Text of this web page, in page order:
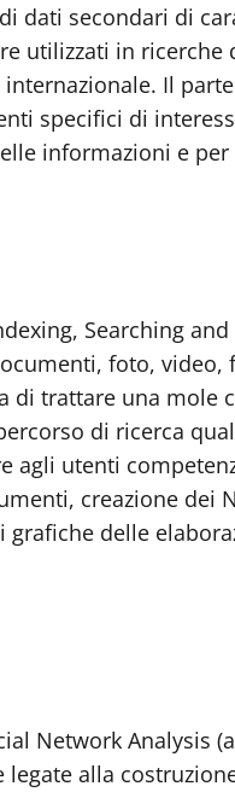
dati secondari di
utilizzati in
Il
specifici di
informazioni e per
Searching
foto,
di trattare una
di ricerca
utenti
creazione dei
grafiche delle
Network Analysis
alla